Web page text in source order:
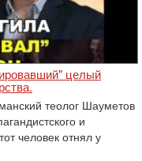
целый
теолог Шауметов
и
человек отнял у